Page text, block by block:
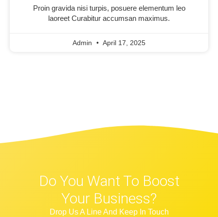
Proin gravida nisi turpis, posuere elementum leo
laoreet Curabitur accumsan maximus.
Admin April 17, 2025
Do You Want To Boost
Your Business?
Drop Us A Line And Keep In Touch